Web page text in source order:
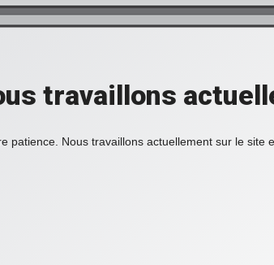
travaillons
patience. Nous travaillons actuellement sur le site